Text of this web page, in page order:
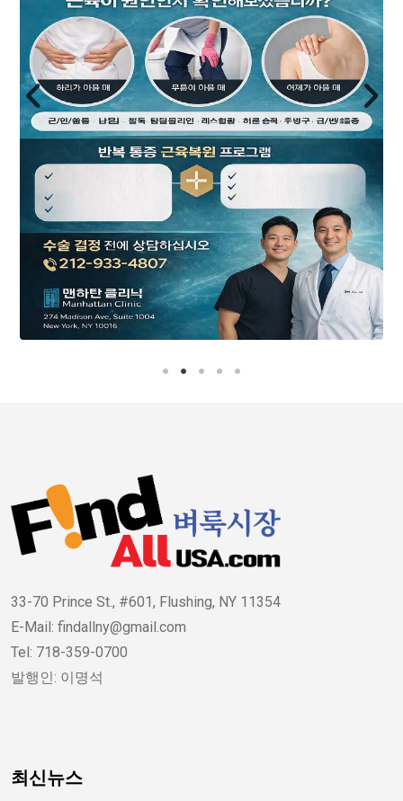
33-70 Prince St., #601, Flushing, NY 11354
E-Mail: findallny@gmail.com
Tel: 718-359-0700
발행인: 이명석
최신뉴스